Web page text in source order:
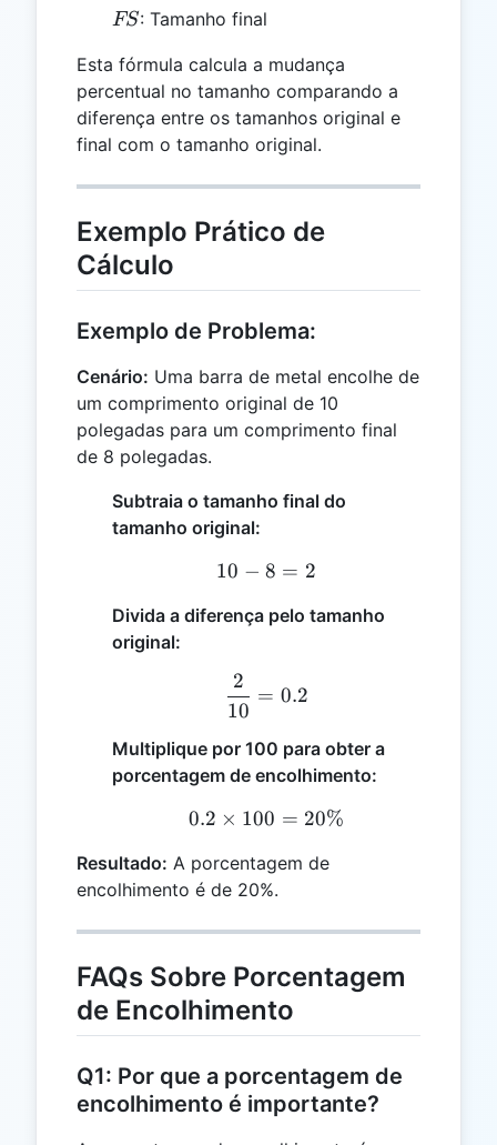
FS
FS: Tamanho final
Esta fórmula calcula a mudança
percentual no tamanho comparando a
diferença entre os tamanhos original e
final com o tamanho original.
Exemplo Prático de
Cálculo
Exemplo de Problema:
Cenário: Uma barra de metal encolhe de
um comprimento original de 10
polegadas para um comprimento final
de 8 polegadas.
Subtraia o tamanho final do
tamanho original:
10 - 8 = 2
10 − 8 = 2
Divida a diferença pelo tamanho
original:
\frac{2}{10} = 0.2
10
2
= 0.2
Multiplique por 100 para obter a
porcentagem de encolhimento:
0.2 \times 100 = 20\%
0.2 × 100 = 20%
Resultado: A porcentagem de
encolhimento é de 20%.
FAQs Sobre Porcentagem
de Encolhimento
Q1: Por que a porcentagem de
encolhimento é importante?